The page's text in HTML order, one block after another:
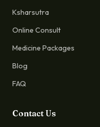
Ksharsutra
Online Consult
Medicine Packages
Blog
FAQ
Contact Us